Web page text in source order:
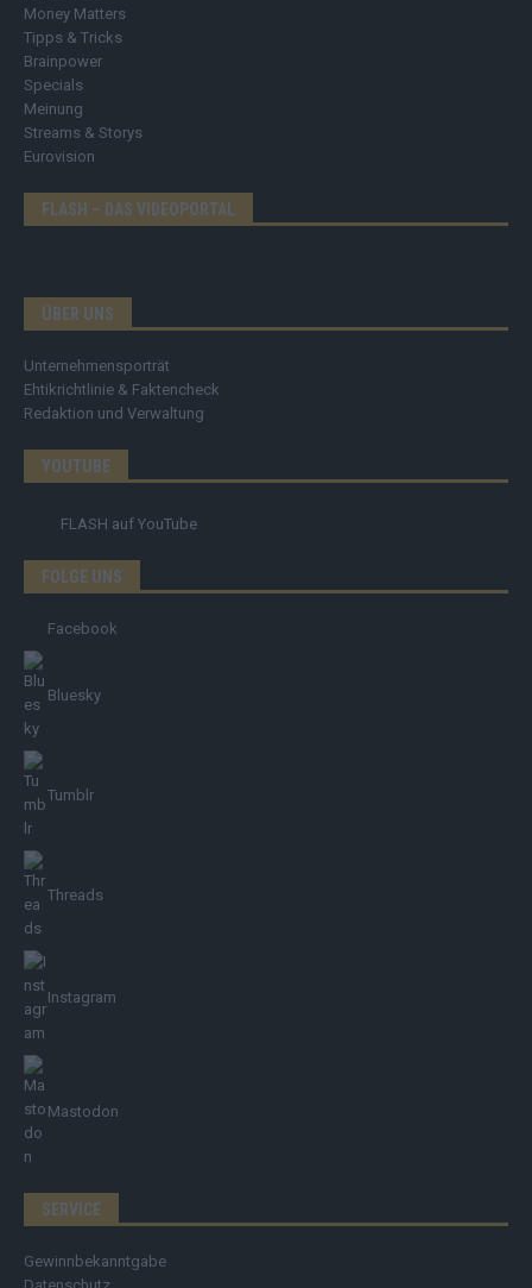
Money Matters
Tipps & Tricks
Brainpower
Specials
Meinung
Streams & Storys
Eurovision
FLASH – DAS VIDEOPORTAL
ÜBER UNS
Unternehmensporträt
Ehtikrichtlinie & Faktencheck
Redaktion und Verwaltung
YOUTUBE
FLASH auf YouTube
FOLGE UNS
Facebook
Bluesky
Tumblr
Threads
Instagram
Mastodon
SERVICE
Gewinnbekanntgabe